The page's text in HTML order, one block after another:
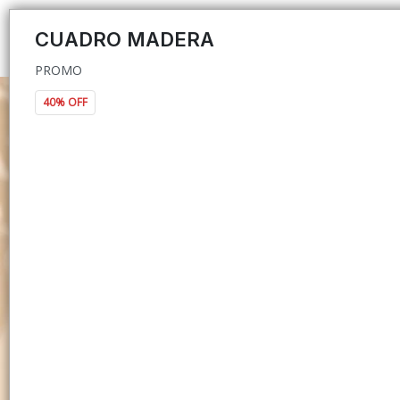
PROMO
CUADRO MADERA
PROMO
40% OFF